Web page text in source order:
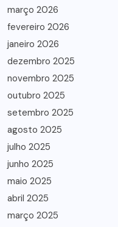
março 2026
fevereiro 2026
janeiro 2026
dezembro 2025
novembro 2025
outubro 2025
setembro 2025
agosto 2025
julho 2025
junho 2025
maio 2025
abril 2025
março 2025